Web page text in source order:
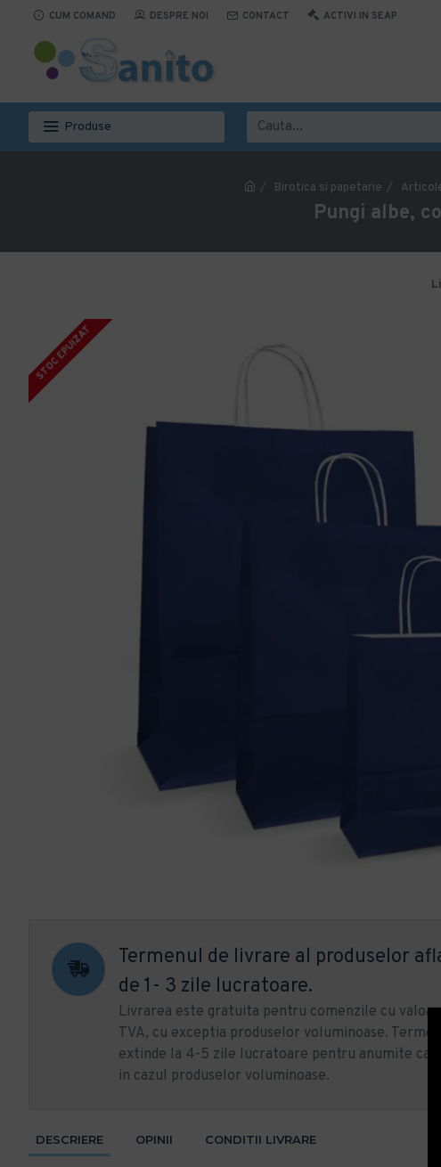
CUM COMAND DESPRE NOI CONTACT ACTIVI IN SEAP
Produse
Birotica si papetarie
Pungi albe,
STOC EPUIZAT
Termenul de livrare al produselor
de 1- 3 zile lucratoare.
Livrarea este gratuita pentru comenzile cu
TVA, cu exceptia produselor voluminoase.
extinde la 4-5 zile lucratoare pentru anumite
in cazul produselor voluminoase.
DESCRIERE OPINII CONDITII LIVRARE